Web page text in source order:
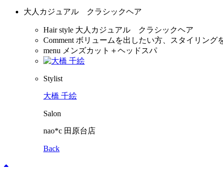
大人カジュアル クラシックヘア
Hair style 大人カジュアル クラシックヘア
Comment ボリュームを出したい方、スタイリング
menu メンズカット＋ヘッドスパ
Stylist
大橋 千絵
Salon
nao*c 田原台店
Back